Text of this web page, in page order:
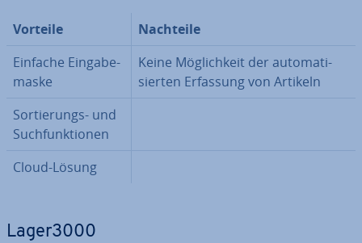
Vorteile
Nachteile
Einfache Ein­ga­be­
mas­ke
Keine Mög­lich­keit der au­to­ma­ti­
sier­ten Erfassung von Artikeln
Sor­tie­rungs- und
Such­funk­tio­nen
Cloud-Lösung
Lager3000